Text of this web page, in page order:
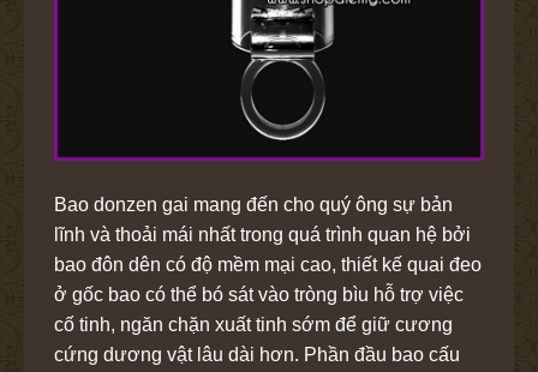
Bao donzen gai mang đến cho quý ông sự bản
lĩnh và thoải mái nhất trong quá trình quan hệ bởi
bao đôn dên có độ mềm mại cao, thiết kế quai đeo
ở gốc bao có thể bó sát vào tròng bìu hỗ trợ việc
cố tinh, ngăn chặn xuất tinh sớm để giữ cương
cứng dương vật lâu dài hơn. Phần đầu bao cấu